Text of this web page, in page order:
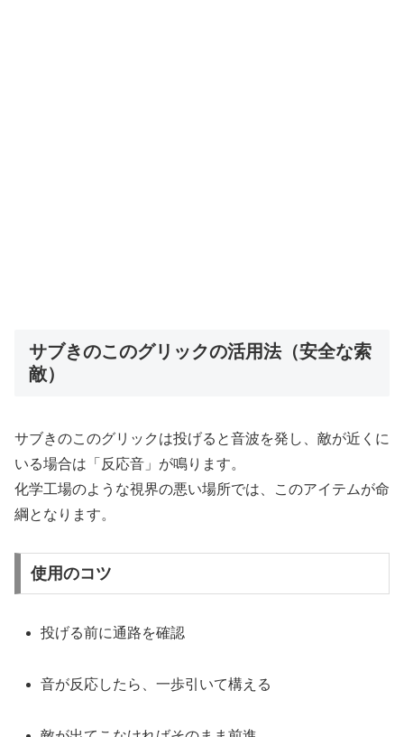
サブきのこのグリックの活用法（安全な索
敵）
サブきのこのグリックは投げると音波を発し、敵が近くに
いる場合は「反応音」が鳴ります。
化学工場のような視界の悪い場所では、このアイテムが命
綱となります。
使用のコツ
投げる前に通路を確認
音が反応したら、一歩引いて構える